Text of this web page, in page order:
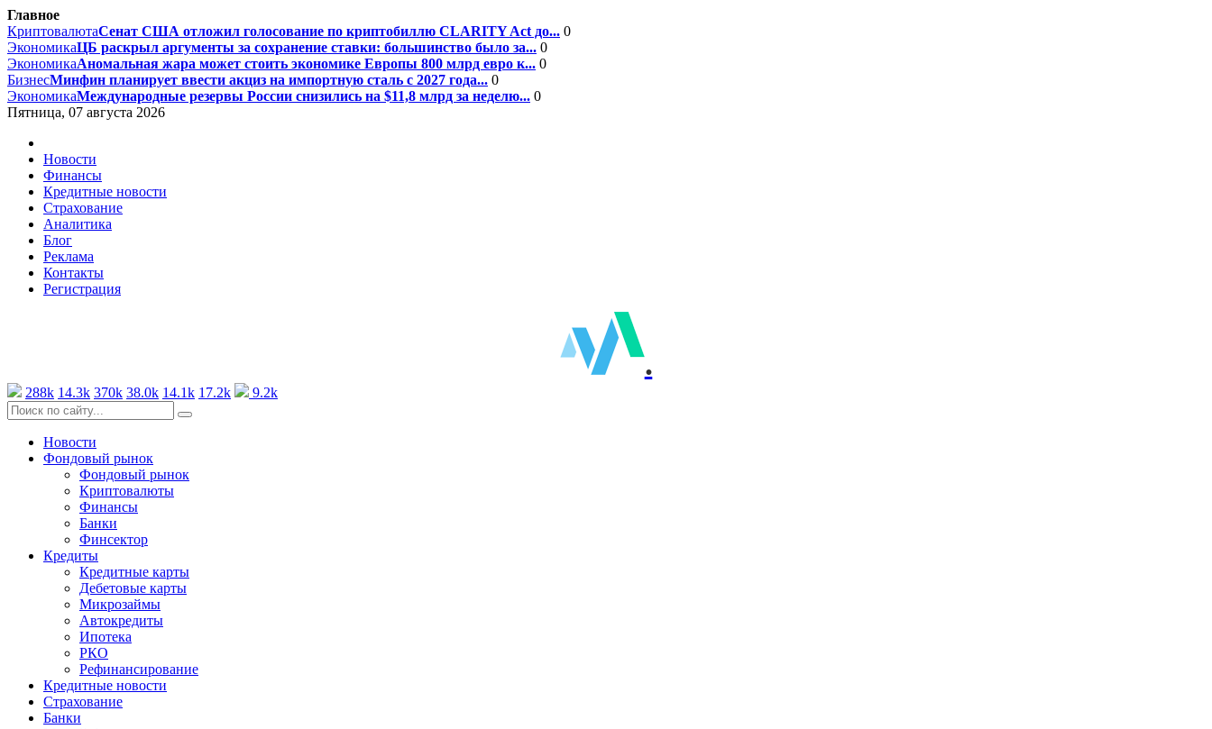
Главное
КриптовалютаСенат США отложил голосование по криптобиллю CLARITY Act до... 0
ЭкономикаЦБ раскрыл аргументы за сохранение ставки: большинство было за... 0
ЭкономикаАномальная жара может стоить экономике Европы 800 млрд евро к... 0
БизнесМинфин планирует ввести акциз на импортную сталь с 2027 года... 0
ЭкономикаМеждународные резервы России снизились на $11,8 млрд за неделю... 0
Пятница, 07 августа 2026
Новости
Финансы
Кредитные новости
Страхование
Аналитика
Блог
Реклама
Контакты
Регистрация
.
288k 14.3k 370k 38.0k 14.1k 17.2k 9.2k
Новости
Фондовый рынок
Фондовый рынок
Криптовалюты
Финансы
Банки
Финсектор
Кредиты
Кредитные карты
Дебетовые карты
Микрозаймы
Автокредиты
Ипотека
РКО
Рефинансирование
Кредитные новости
Страхование
Банки